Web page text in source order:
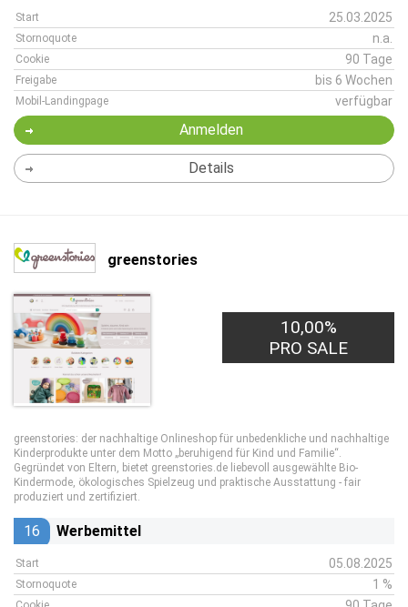
Start 25.03.2025
Stornoquote n.a.
Cookie 90 Tage
Freigabe bis 6 Wochen
Mobil-Landingpage verfügbar
Anmelden
Details
greenstories
10,00%
PRO SALE
greenstories: der nachhaltige Onlineshop für unbedenkliche und nachhaltige
Kinderprodukte unter dem Motto „beruhigend für Kind und Familie“.
Gegründet von Eltern, bietet greenstories.de liebevoll ausgewählte Bio-
Kindermode, ökologisches Spielzeug und praktische Ausstattung - fair
produziert und zertifiziert.
16 Werbemittel
Start 05.08.2025
Stornoquote 1 %